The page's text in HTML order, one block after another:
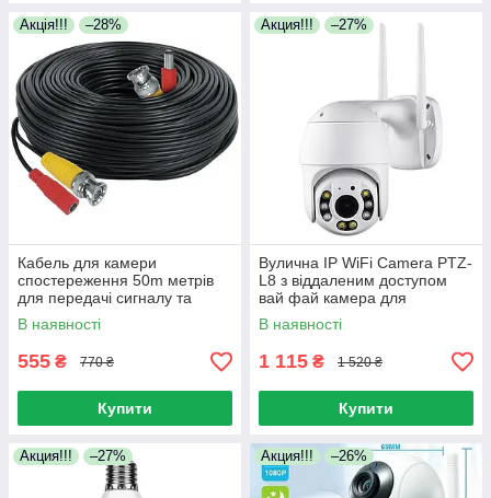
Акція!!! –28%
Кабель для камери
спостереження 50m метрів
для передачі сигналу та
подачі живлення
В наявності
555 ₴ 770 ₴
Купити
Акция!!! –27%
Вулична IP WiFi Camera PTZ-
L8 з віддаленим доступом
вай фай камера для
відеоспостереження та
безпеки
В наявності
1 115 ₴ 1 520 ₴
Купити
Акция!!! –27% Акция!!! –26%